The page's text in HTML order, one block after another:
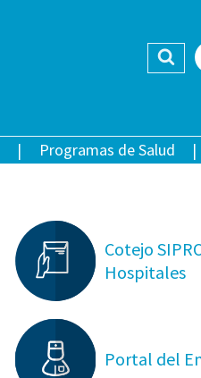
Programas de Salud
Cotejo
Hospitales
Portal del